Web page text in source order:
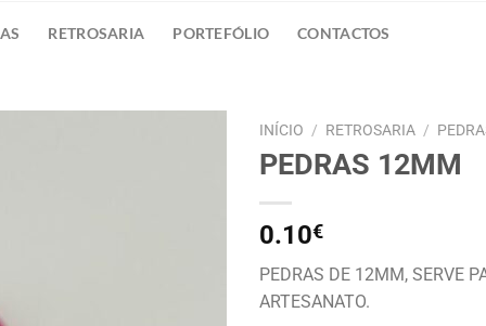
RETROSARIA PORTEFÓLIO CONTACTOS
INÍCIO / RETROSARIA /
PEDRAS 12MM
0.10€
PEDRAS DE 12MM, SERVE
ARTESANATO.